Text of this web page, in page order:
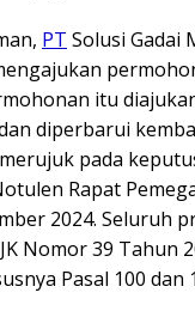
PT Solusi Gadai
itu
diperbarui
pada
Rapat
2024. Seluruh
Nomor 39 Tahun
Pasal 100 dan